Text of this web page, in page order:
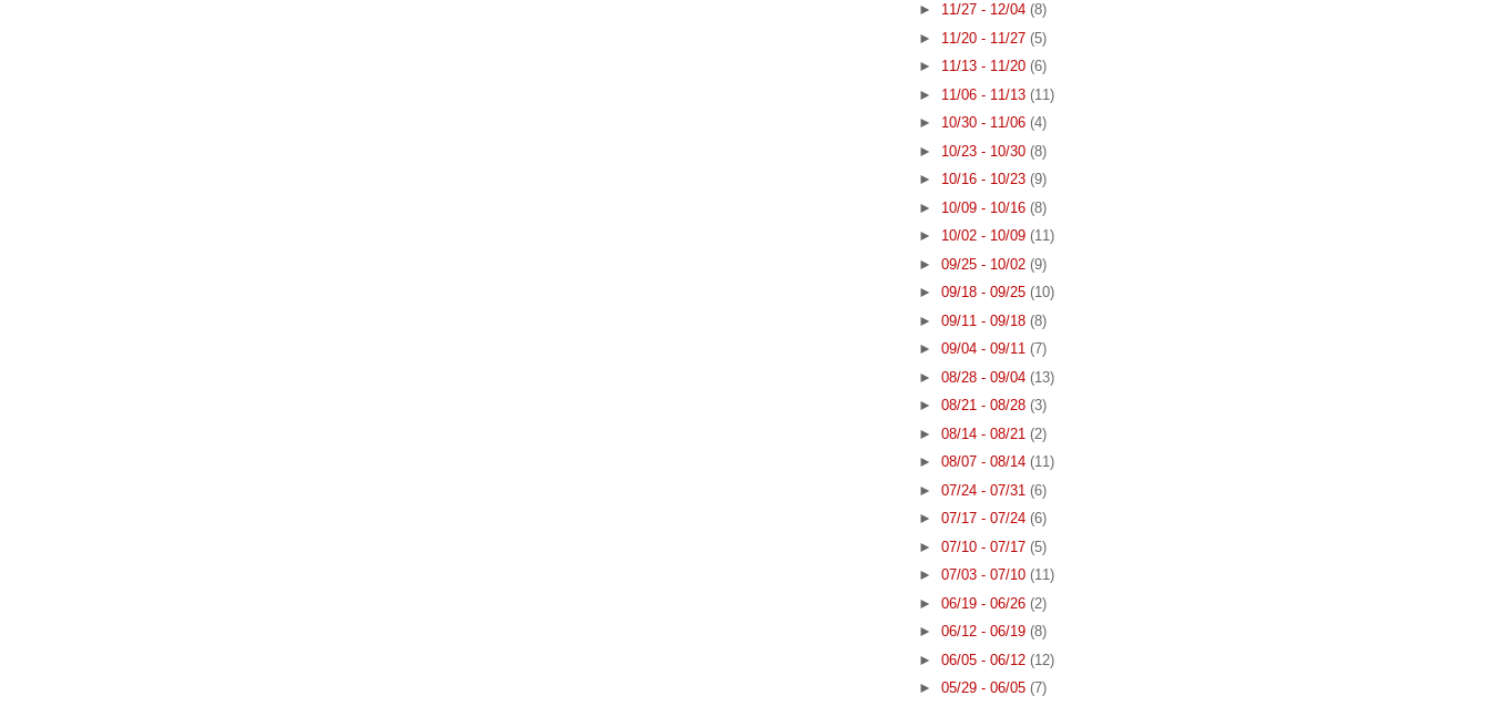
► 11/27 - 12/04 (8)
► 11/20 - 11/27 (5)
► 11/13 - 11/20 (6)
► 11/06 - 11/13 (11)
► 10/30 - 11/06 (4)
► 10/23 - 10/30 (8)
► 10/16 - 10/23 (9)
► 10/09 - 10/16 (8)
► 10/02 - 10/09 (11)
► 09/25 - 10/02 (9)
► 09/18 - 09/25 (10)
► 09/11 - 09/18 (8)
► 09/04 - 09/11 (7)
► 08/28 - 09/04 (13)
► 08/21 - 08/28 (3)
► 08/14 - 08/21 (2)
► 08/07 - 08/14 (11)
► 07/24 - 07/31 (6)
► 07/17 - 07/24 (6)
► 07/10 - 07/17 (5)
► 07/03 - 07/10 (11)
► 06/19 - 06/26 (2)
► 06/12 - 06/19 (8)
► 06/05 - 06/12 (12)
► 05/29 - 06/05 (7)